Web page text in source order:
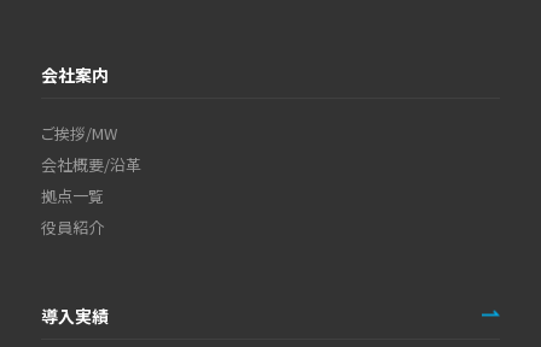
会社案内
ご挨拶/MW
会社概要/沿革
拠点一覧
役員紹介
導入実績